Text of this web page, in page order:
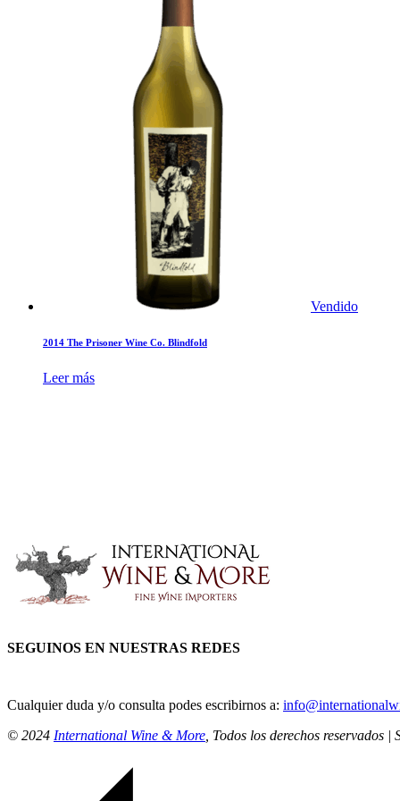
Vendido
2014 The Prisoner Wine Co. Blindfold
Leer más
SEGUINOS EN NUESTRAS REDES
Cualquier duda y/o consulta podes escribirnos a:
© 2024 International Wine & More , Todos los derechos reservados